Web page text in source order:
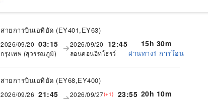
สายการบินเอทิฮัด (EY401,EY63)
2026/09/20 03:15
กรุงเทพ (สุวรรณภูมิ)
2026/09/20 12:45
ลอนดอนฮีทโธรว์
15h 30m
ผ่านทาง1 การโอน
สายการบินเอทิฮัด (EY68,EY400)
2026/09/26 21:45 2026/09/27(+1) 23:55 20h 10m